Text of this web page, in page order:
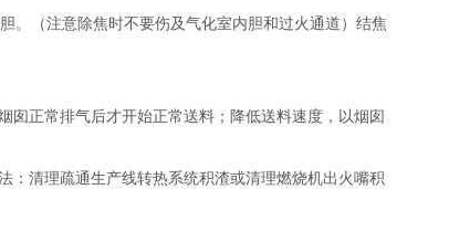
。（注意除焦时不要伤及气化室内胆和过火通道）结焦
正常排气后才开始正常送料；降低送料速度，以烟囱
清理疏通生产线转热系统积渣或清理燃烧机出火嘴积